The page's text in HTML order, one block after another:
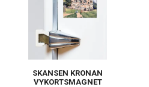
SKANSEN KRONAN
VYKORTSMAGNET